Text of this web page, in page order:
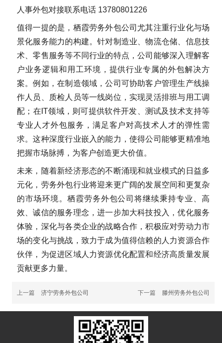
人事外包对接联系电话 13780801226
值得一提的是，栖霞劳务外包公司尤其注重行业化与场
景化服务能力的构建。针对制造业、物流仓储、信息技
术、零售服务等不同行业的特点，公司能够深入理解客
户业务逻辑和用工环境，提供行业专属的外包解决方
案。例如，在制造领域，公司可协助客户管理生产线操
作人员、质检人员等一线岗位，实现灵活排班与用工调
配；在IT领域，则可提供软件开发、测试及技术支持等
专业人才外包服务，满足客户对高技术人才的弹性需
求。这种深度行业嵌入的能力，使得公司能够更精准地
把握市场脉搏，为客户创造更大价值。
未来，随着新经济形态的不断涌现和就业模式的日益多
元化，劳务外包行业将迎来更广阔的发展空间和更复杂
的市场环境。栖霞劳务外包公司将继续秉持专业、高
效、诚信的服务理念，进一步加大科技投入，优化服务
体验，深化与各类企业的战略合作，积极应对劳动力市
场的变化与挑战，致力于成为值得信赖的人力资源合作
伙伴，为促进区域人力资源优化配置和经济高质量发展
贡献更多力量。
上一篇 济宁劳务外包公司 下一篇 滕州劳务外包公司